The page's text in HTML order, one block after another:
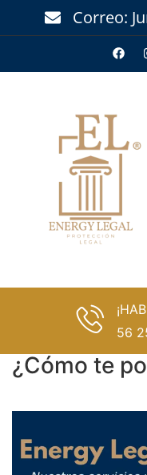
Correo:
56
¿Cómo te